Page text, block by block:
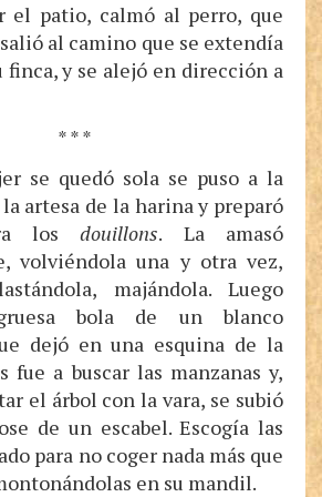
el patio, calmó al perro, que
al camino que se extendía
finca, y se alejó en dirección a
* * *
se quedó sola se puso a la
artesa de la harina y preparó
losdouillons. La amasó
volviéndola una y otra vez,
majándola. Luego
bola de un blanco
dejó en una esquina de la
fue a buscar las manzanas y,
el árbol con la vara, se subió
de un escabel. Escogía las
para no coger nada más que
en su mandil.